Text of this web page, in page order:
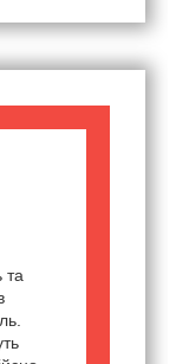
та